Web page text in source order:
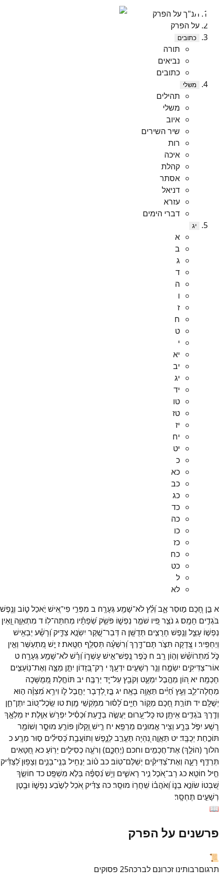
תנ"ך על הפרק
על הפרק
כתובים
תורה
נביאים
כתובים
משלי
תהילים
משלי
איוב
שיר השירים
רות
איכה
קהלת
אסתר
דניאל
עזרא
דברי הימים
יג
א
ב
ג
ד
ה
ו
ז
ח
ט
י
יא
יב
יג
יד
טו
טז
יז
יח
יט
כ
כא
כב
כג
כד
כה
כו
כז
כח
כט
ל
לא
א בֵּ֣ן חָ֭כָם מ֣וּסַראָ֑בוְ֝לֵ֗ץלֹא־שָׁמַ֥עגְּעָרָֽה׃ ב מִפְּרִ֣י פִי־אִ֭ישׁ יֹ֣אכַלט֑וֹב וְנֶ֖פֶשׁ
בֹּגְדִ֣ים חָמָֽס׃ג נֹצֵ֣ר פִּ֭יו שֹׁמֵ֣ר נַפְשׁ֑וֹ פֹּשֵׂ֥ק שְׂ֝פָתָ֗יו מְחִתָּה־לֽוֹ׃ ד מִתְאַוָּ֣ה וָ֭אַיִן
נַפְשׁ֣וֹ עָצֵ֑ל וְנֶ֖פֶשׁ חָרֻצִ֣ים תְּדֻשָּֽׁן׃ ה דְּבַר־שֶׁ֭קֶר יִשְׂנָ֣א צַדִּ֑יק וְ֝רָשָׁ֗ע יַבְאִ֥ישׁ
וְיַחְפִּֽיר׃ ו צְ֭דָקָה תִּצֹּ֣ר תָּם־דָּ֑רֶךְוְ֝רִשְׁעָ֗ה תְּסַלֵּ֥ף חַטָּֽאת׃ז יֵ֣שׁ מִ֭תְעַשֵּׁר וְאֵ֣ין
כֹּ֑למִ֝תְרוֹשֵׁ֗שׁ וְה֣וֹן רָֽב׃ ח כֹּ֣פֶר נֶֽפֶשׁ־אִ֣ישׁעָשְׁר֑וֹ וְ֝רָ֗שׁלֹא־שָׁמַ֥עגְּעָרָֽה׃ ט
אוֹר־צַדִּיקִ֥ים יִשְׂמָ֑ח וְנֵ֖ר רְשָׁעִ֣ים יִדְעָֽךְ׃ י רַק־בְּ֭זָדוֹן יִתֵּ֣ן מַצָּ֑ה וְאֶת־נ֖וֹעָצִ֣ים
חָכְמָֽה׃ יא ה֭וֹן מֵהֶ֣בֶל יִמְעָ֑ט וְקֹבֵ֖ץעַל־יָ֣ד יַרְבֶּֽה׃ יב תּוֹחֶ֣לֶת מְ֭מֻשָּׁכָה
מַחֲלָה־לֵ֑ב וְעֵ֥ץחַ֝יִּ֗ים תַּאֲוָ֥ה בָאָֽה׃ יג בָּ֣זלְ֭דָבָר יֵחָ֣בֶלל֑וֹ וִירֵ֥אמִ֝צְוָ֗ה ה֣וּא
יְשֻׁלָּֽם׃ יד תּוֹרַ֣ת חָ֭כָם מְק֣וֹר חַיִּ֑ים לָ֝ס֗וּר מִמֹּ֥קְשֵׁי מָֽוֶת׃טו שֵֽׂכֶל־ט֭וֹב יִתֶּן־חֵ֑ן
וְדֶ֖רֶךְ בֹּגְדִ֣ים אֵיתָֽן׃ טזכָּל־עָ֭רוּם יַעֲשֶׂ֣ה בְדָ֑עַתוּ֝כְסִ֗יל יִפְרֹ֥שׂאִוֶּֽלֶת׃ יז מַלְאָ֣ךְ
רָ֭שָׁע יִפֹּ֣ל בְּרָ֑ע וְצִ֖יראֱמוּנִ֣ים מַרְפֵּֽא׃ יח רֵ֣ישׁ וְ֭קָלוֹן פּוֹרֵ֣עַ מוּסָ֑ר וְשׁוֹמֵ֖ר
תּוֹכַ֣חַת יְכֻבָּֽד׃ יט תַּאֲוָ֣ה נִ֭הְיָה תֶּעֱרַ֣בלְנָ֑פֶשׁ וְתוֹעֲבַ֥תכְּ֝סִילִ֗ים ס֣וּר מֵרָֽע׃כ
הלוך(הוֹלֵ֣ךְ)אֶת־חֲכָמִ֣ים וחכם (יֶחְכָּ֑ם) וְרֹעֶ֖ה כְסִילִ֣ים יֵרֽוֹעַ׃כא חַ֭טָּאִים
תְּרַדֵּ֣ף רָעָ֑ה וְאֶת־צַ֝דִּיקִ֗ים יְשַׁלֶּם־טֽוֹב׃כבט֗וֹב יַנְחִ֥יל בְּנֵֽי־בָנִ֑ים וְצָפ֥וּן לַ֝צַּדִּ֗יק
חֵ֣יל חוֹטֵֽא׃כג רָב־אֹ֭כֶל נִ֣יר רָאשִׁ֑ים וְיֵ֥שׁנִ֝סְפֶּ֗ה בְּלֹ֣א מִשְׁפָּֽט׃ כד חוֹשֵׂ֣ךְ
שִׁ֭בְטוֹ שׂוֹנֵ֣א בְנ֑וֹ וְ֝אֹהֲב֗וֹ שִֽׁחֲר֥וֹ מוּסָֽר׃כה צַדִּ֗יק אֹ֭כֵללְשֹׂ֣בַע נַפְשׁ֑וֹ וּבֶ֖טֶן
רְשָׁעִ֣ים תֶּחְסָֽר׃
📖
פרשנים על הפרק
📜
תרגוםרבותינו זכרונם לברכה25 פסוקים